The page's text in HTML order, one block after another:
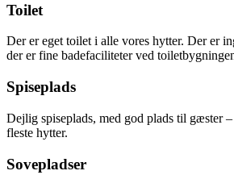
Toilet
Der er eget toilet i alle vores hytter. Der er
der er fine badefaciliteter ved
Spiseplads
Dejlig spiseplads, med god plads til gæster
fleste hytter.
Sovepladser